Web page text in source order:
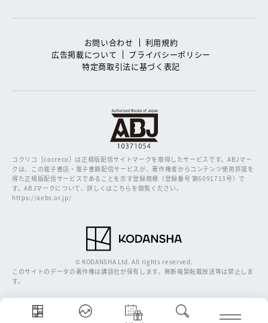
お問い合わせ
利用規約
広告掲載について
プライバシーポリシー
特定商取引法に基づく表記
コクリコ［cocreco］は正規版配信サイトマークを取得したサービスです。ABJマー
クは、この電子書店・電子書籍配信サービスが、著作権者からコンテンツ使用許諾を
得た正規版配信サービスであることを示す登録商標（登録番号 第6091713号）で
す。ABJマークについて、詳しくはこちらを御覧ください。
https://aebs.or.jp/
© KODANSHA Ltd. All rights reserved.
このサイトのデータの著作権は講談社が保有します。無断複製転載放送等は禁止しま
す。